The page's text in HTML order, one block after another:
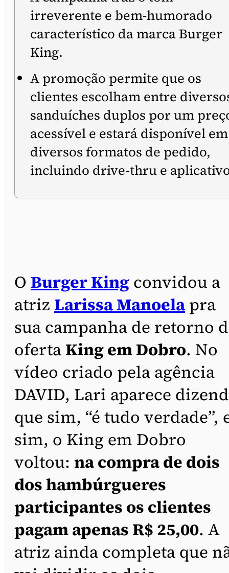
irreverente e bem-humorado
característico da marca Burger
King.
A promoção permite que os
clientes escolham entre
sanduíches duplos por um
acessível e estará disponível em
diversos formatos de pedido,
incluindo drive-thru e
O Burger King convidou a
atriz Larissa Manoelapra
sua campanha de retorno
oferta King em Dobro. No
vídeo criado pela agência
DAVID, Lari aparece
que sim, “é tudo verdade”,
sim, o King em Dobro
voltou: na compra de dois
dos hambúrgueres
participantes os clientes
pagam apenas R$ 25,00. A
atriz ainda completa que